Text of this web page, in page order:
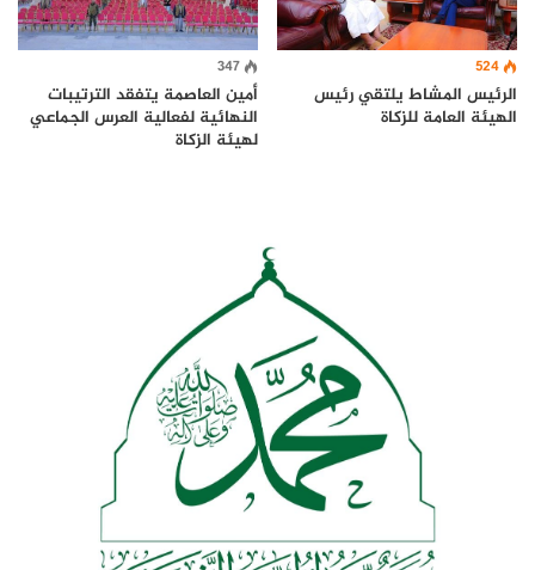
524
الرئيس المشاط يلتقي رئيس
الهيئة العامة للزكاة
347
أمين العاصمة يتفقد الترتيبات
النهائية لفعالية العرس الجماعي
لهيئة الزكاة